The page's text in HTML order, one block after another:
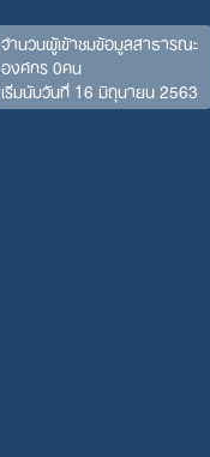
จำนวนผู้เข้าชมข้อมูลสาธารณะ
องค์กร 0คน
เริ่มนับวันที่ 16 มิถุนายน 2563